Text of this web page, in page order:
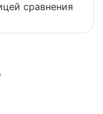
сравнения